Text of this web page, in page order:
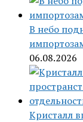
В небо
06.08.2026
Кристалл